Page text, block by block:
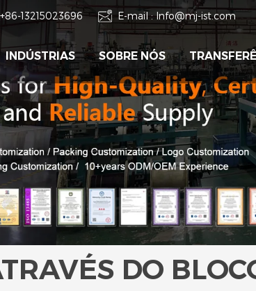
+86-13215023696 E-mail :Info@mj-ist.com
INDÚSTRIAS SOBRE NÓS
DO